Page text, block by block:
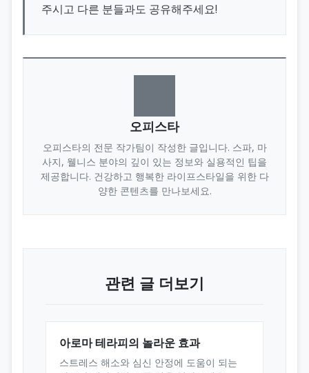
주시고 다른 분들과도 공유해주세요!
오피스타
오피스타의 전문 작가팀이 작성한 글입니다. 스파, 마
사지, 웰니스 분야의 깊이 있는 정보와 실용적인 팁을
제공합니다. 건강하고 행복한 라이프스타일을 위한 다
양한 콘텐츠를 만나보세요.
관련 글 더보기
아로마 테라피의 놀라운 효과
스트레스 해소와 심신 안정에 도움이 되는